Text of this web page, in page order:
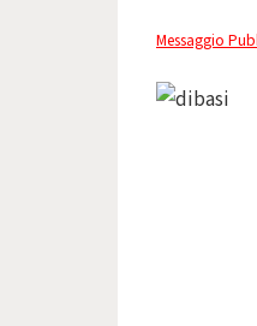
Messaggio